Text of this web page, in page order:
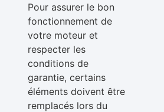
Pour assurer le bon
fonctionnement de
votre moteur et
respecter les
conditions de
garantie, certains
éléments doivent être
remplacés lors du